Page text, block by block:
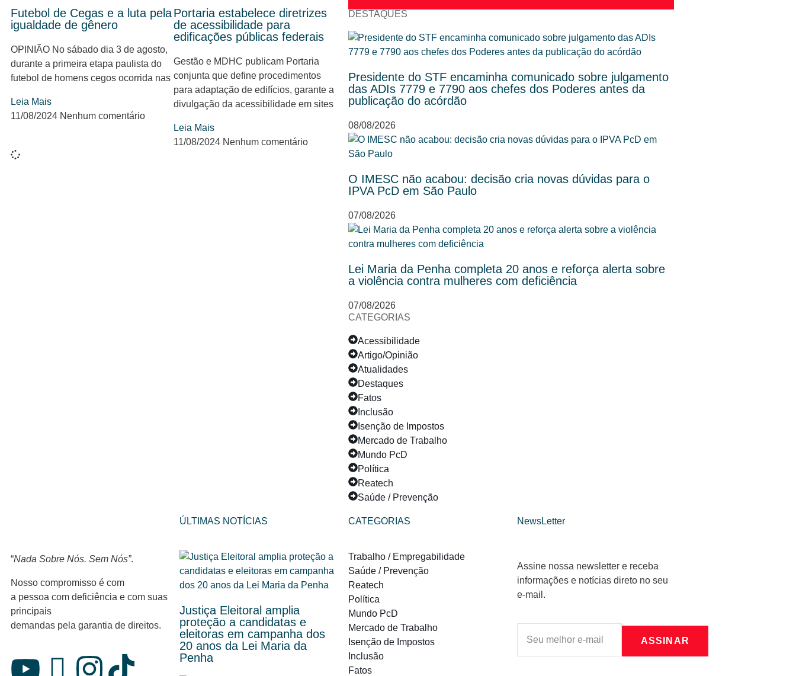
Futebol de Cegas e a luta pela
igualdade de gênero
OPINIÃO No sábado dia 3 de agosto,
durante a primeira etapa paulista do
futebol de homens cegos ocorrida nas
Leia Mais
11/08/2024 Nenhum comentário
Portaria estabelece diretrizes
de acessibilidade para
edificações públicas federais
Gestão e MDHC publicam Portaria
conjunta que define procedimentos
para adaptação de edifícios, garante a
divulgação da acessibilidade em sites
Leia Mais
11/08/2024 Nenhum comentário
DESTAQUES
Presidente do STF encaminha comunicado sobre julgamento
das ADIs 7779 e 7790 aos chefes dos Poderes antes da
publicação do acórdão
08/08/2026
O IMESC não acabou: decisão cria novas dúvidas para o
IPVA PcD em São Paulo
07/08/2026
Lei Maria da Penha completa 20 anos e reforça alerta sobre
a violência contra mulheres com deficiência
07/08/2026
CATEGORIAS
Acessibilidade
Artigo/Opinião
Atualidades
Destaques
Fatos
Inclusão
Isenção de Impostos
Mercado de Trabalho
Mundo PcD
Política
Reatech
Saúde / Prevenção
“Nada Sobre Nós. Sem Nós”.
Nosso compromisso é com
a pessoa com deficiência e com suas
principais
demandas pela garantia de direitos.
ÚLTIMAS NOTÍCIAS
Justiça Eleitoral amplia
proteção a candidatas e
eleitoras em campanha dos
20 anos da Lei Maria da
Penha
CATEGORIAS
Trabalho / Empregabilidade
Saúde / Prevenção
Reatech
Política
Mundo PcD
Mercado de Trabalho
Isenção de Impostos
Inclusão
Fatos
NewsLetter
Assine nossa newsletter e receba
informações e notícias direto no seu
e-mail.
ASSINAR